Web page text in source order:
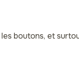
boutons, et